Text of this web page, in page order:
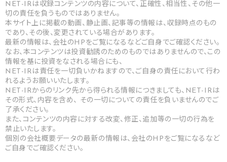
NET-IRは収録コンテンツの内容について、正確性、相当性、その他一
切の責任を負うものではありません。
本サイト上に掲載の動画、静止画、記事等の情報は、収録時点のもの
であり、その後、変更されている場合があります。
最新の情報は、会社のHPをご覧になるなどご自身でご確認ください。
なお、本コンテンツは投資勧誘のためのものではありませんので、この
情報を基に投資をなされる場合にも、
NET-IRは責任を一切負いかねますので、ご自身の責任において行わ
れるようお願いいたします。
NET-IRからのリンク先から得られる情報につきましても、NET-IRは
その形式、内容を含め、 その一切についての責任を負いませんのでご
了承ください。
また、コンテンツの内容に対する改変、修正、追加等の一切の行為を
禁止いたします。
個別の会社概要データの最新の情報は、会社のHPをご覧になるなど
ご自身でご確認ください。